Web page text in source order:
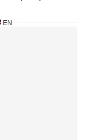
EN